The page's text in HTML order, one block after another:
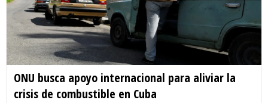
ONU busca apoyo internacional para aliviar la
crisis de combustible en Cuba